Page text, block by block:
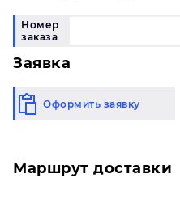
Номер
заказа
Заявка
Оформить заявку
Маршрут доставки